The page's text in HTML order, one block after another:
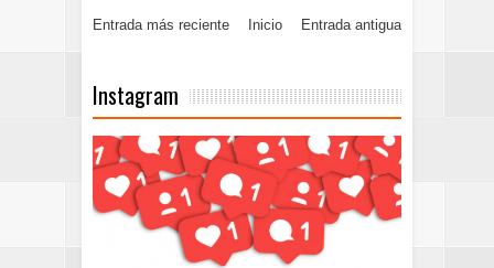
Entrada más reciente Entrada antigua
Inicio
Instagram